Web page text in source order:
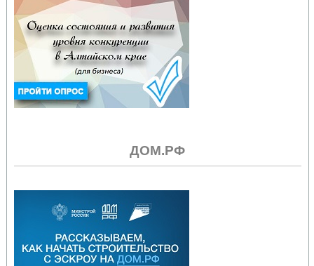
ДОМ.РФ